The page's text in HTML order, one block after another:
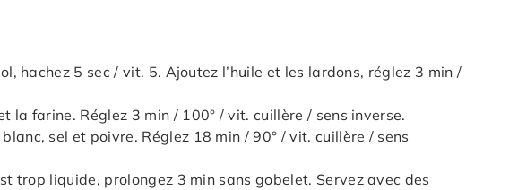
hachez 5 sec / vit. 5. Ajoutez l’huile et les lardons, réglez 3 min /
la farine. Réglez 3 min / 100° / vit. cuillère / sens inverse.
sel et poivre. Réglez 18 min / 90° / vit. cuillère / sens
trop liquide, prolongez 3 min sans gobelet. Servez avec des